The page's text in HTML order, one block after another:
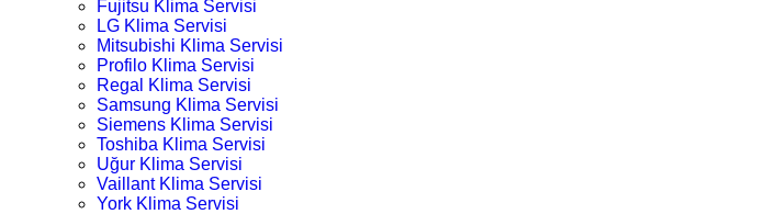
Fujitsu Klima Servisi
LG Klima Servisi
Mitsubishi Klima Servisi
Profilo Klima Servisi
Regal Klima Servisi
Samsung Klima Servisi
Siemens Klima Servisi
Toshiba Klima Servisi
Uğur Klima Servisi
Vaillant Klima Servisi
York Klima Servisi